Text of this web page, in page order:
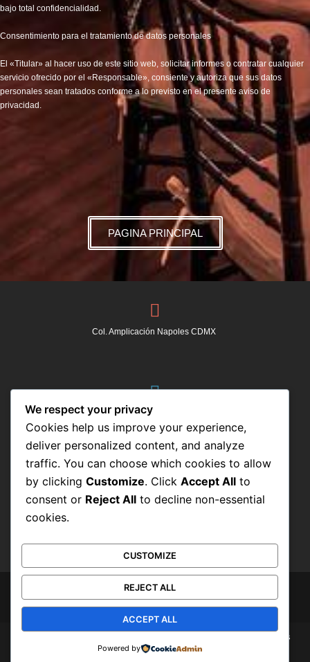
bajo total confidencialidad.
Consentimiento para el tratamiento de datos personales
El «Titular» al hacer uso de este sitio web, solicitar informes o contratar cualquier
servicio ofrecido por el «Responsable», consiente y autoriza que sus datos
personales sean tratados conforme a lo previsto en el presente aviso de
privacidad.
PAGINA PRINCIPAL
Col. Amplicación Napoles CDMX
informes@hpeventos.com.mx
Consulta nuestro aviso de privacidad
High Planning Eventos Sociales es una marca registrada, todos los
derechos reservados.
We respect your privacy
Cookies help us improve your experience,
deliver personalized content, and analyze
traffic. You can choose which cookies to allow
by clicking Customize. Click Accept All to
consent or Reject All to decline non-essential
cookies.
CUSTOMIZE
REJECT ALL
ACCEPT ALL
Powered by